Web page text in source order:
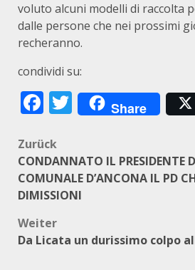
voluto alcuni modelli di raccolta
dalle persone che nei prossimi
recheranno.
condividi su:
Facebook
Twitter
Share
Beitragsnavigation
Zurück
CONDANNATO IL PRESIDENTE
COMUNALE D’ANCONA IL PD
DIMISSIONI
Weiter
Da Licata un durissimo colpo